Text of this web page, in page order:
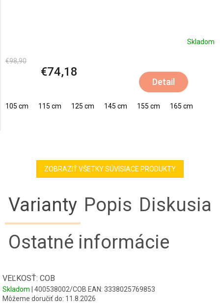
Skladom
€98,90
€74,18
Detail
105 cm 115 cm 125 cm 145 cm 155 cm 165 cm
ZOBRAZIŤ VŠETKY SÚVISIACE PRODUKTY
Varianty Popis Diskusia
Ostatné informácie
VEĽKOSŤ: COB
Skladom | 400538002/COB EAN: 3338025769853
Môžeme doručiť do: 11.8.2026